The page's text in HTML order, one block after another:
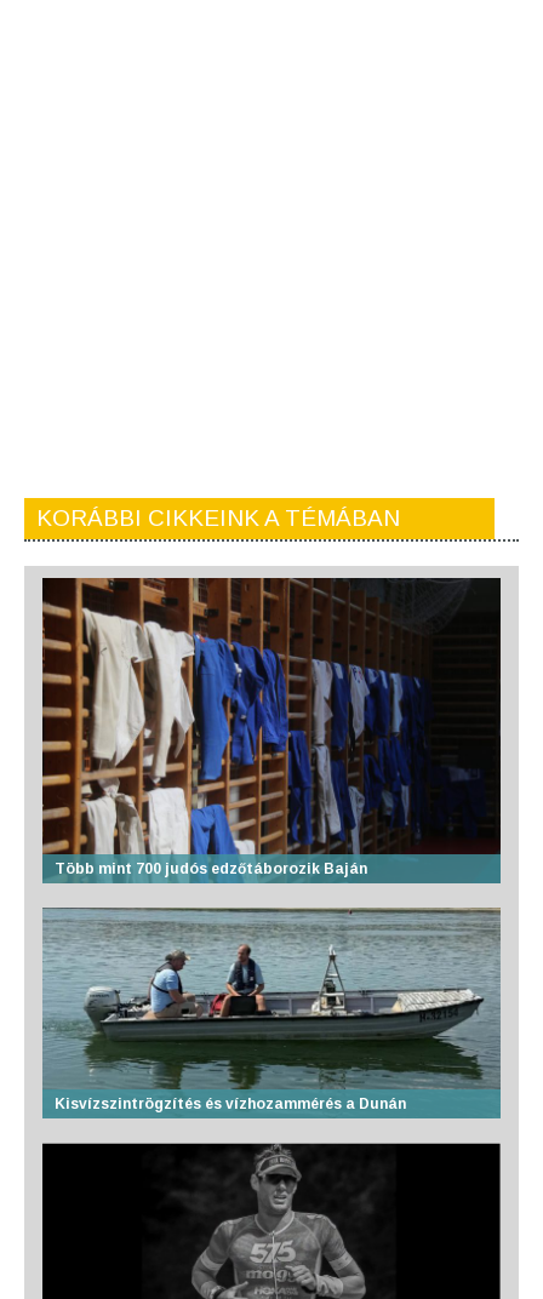
KORÁBBI CIKKEINK A TÉMÁBAN
Több mint 700 judós edzőtáborozik Baján
Kisvízszintrögzítés és vízhozammérés a Dunán